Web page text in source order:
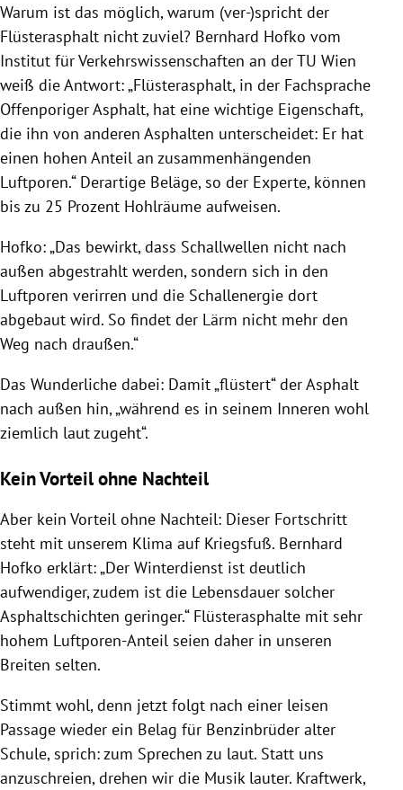
Warum ist das möglich, warum (ver-)spricht der
Flüsterasphalt nicht zuviel? Bernhard Hofko vom
Institut für Verkehrswissenschaften an der TU Wien
weiß die Antwort: „Flüsterasphalt, in der Fachsprache
Offenporiger Asphalt, hat eine wichtige Eigenschaft,
die ihn von anderen Asphalten unterscheidet: Er hat
einen hohen Anteil an zusammenhängenden
Luftporen.“ Derartige Beläge, so der Experte, können
bis zu 25 Prozent Hohlräume aufweisen.
Hofko: „Das bewirkt, dass Schallwellen nicht nach
außen abgestrahlt werden, sondern sich in den
Luftporen verirren und die Schallenergie dort
abgebaut wird. So findet der Lärm nicht mehr den
Weg nach draußen.“
Das Wunderliche dabei: Damit „flüstert“ der Asphalt
nach außen hin, „während es in seinem Inneren wohl
ziemlich laut zugeht“.
Kein Vorteil ohne Nachteil
Aber kein Vorteil ohne Nachteil: Dieser Fortschritt
steht mit unserem Klima auf Kriegsfuß. Bernhard
Hofko erklärt: „Der Winterdienst ist deutlich
aufwendiger, zudem ist die Lebensdauer solcher
Asphaltschichten geringer.“ Flüsterasphalte mit sehr
hohem Luftporen-Anteil seien daher in unseren
Breiten selten.
Stimmt wohl, denn jetzt folgt nach einer leisen
Passage wieder ein Belag für Benzinbrüder alter
Schule, sprich: zum Sprechen zu laut. Statt uns
anzuschreien, drehen wir die Musik lauter. Kraftwerk,